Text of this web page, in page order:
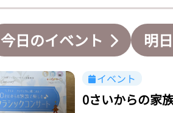
今日のイベント 明
イベント
0さいからの家